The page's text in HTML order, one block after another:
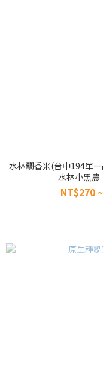
水林飄香米(台中194單
｜水林小黑農
NT$270